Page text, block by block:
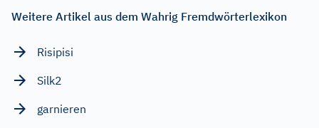
Weitere Artikel aus dem Wahrig Fremdwörterlexikon
Risipisi
Silk2
garnieren